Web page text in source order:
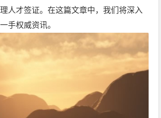
人才签证。在这篇文章中，我们将深入
手权威资讯。